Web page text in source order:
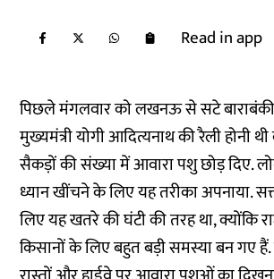
Read in app
पिछले मंगलवार को लखनऊ से सटे
मुख्यमंत्री योगी आदित्यनाथ की रैली होनी थी
सैकड़ों की संख्या में आवारा पशु छोड़ दिए.
ध्यान खींचने के लिए यह तरीका अपनाया.
लिए यह खतरे की घंटी की तरह था, क्योंकि
किसानों के लिए बहुत बड़ी समस्या बन गए